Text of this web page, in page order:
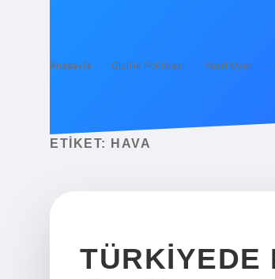
Anasayfa Gizlilik Politikası Yasal Uyarı
ETIKET: HAVA
TÜRKIYEDE